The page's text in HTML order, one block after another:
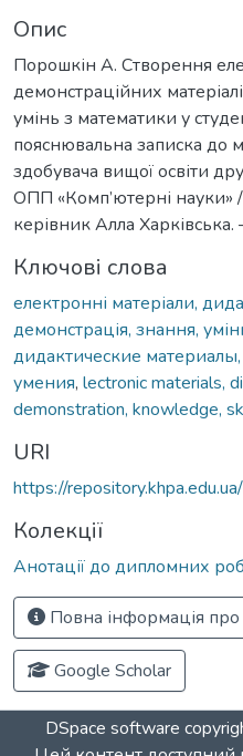
Опис
Порошкін А. Створення
демонстраційних
умінь з математики у
пояснювальна записка до
здобувача вищої освіти
ОПП «Комп’ютерні науки»
керівник Алла Харківська.
Ключові слова
електронні матеріали,
демонстрація, знання,
дидактические
умения, lectronic materials,
demonstration, knowledge,
URI
https://
Колекції
Анотації до дипломних
Повна інформація
Google Scholar
DSpace software